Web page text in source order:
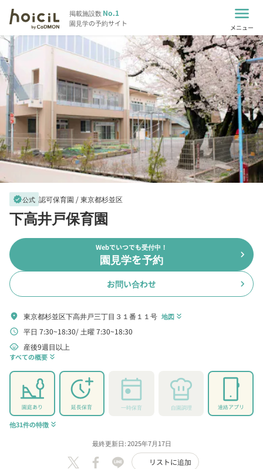
掲載施設数No.1
園見学の予約サイト
menu
メニュー
verified公式 認可保育園 /東京都杉並区
下高井戸保育園
Webでいつでも受付中！
園見学を予約 chevron_right
お問い合わせ chevron_right
location_on 東京都杉並区下高井戸三丁目３１番１１号 地図 keyboard_double_arrow_down
schedule 平日 7:30~18:30 土曜 7:30~18:30
child_care 産後9週目以上
すべての概要 keyboard_double_arrow_down
園庭あり 延長保育 一時保育 自園調理 連絡アプリ
他31件の特徴 keyboard_double_arrow_down
最終更新日: 2025年7月17日
リストに追加